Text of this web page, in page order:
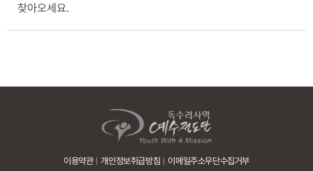
찾아오세요.
이용약관 개인정보취급방침 이메일주소무단수집거부